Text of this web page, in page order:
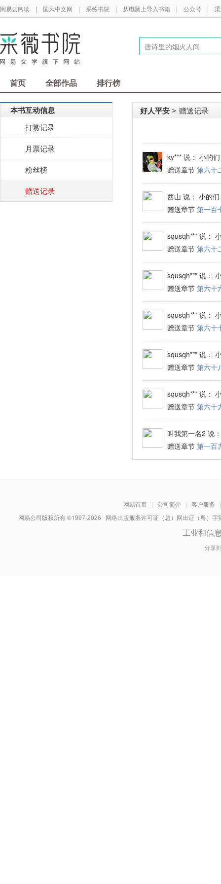
网易云阅读 | 国风中文网 | 采薇书院 | 从电脑上导入书籍 | 公众号 |
首页 全部作品 排行榜
本书互动信息
打赏记录
月票记录
粉丝榜
赠送记录
好人平安 > 赠送记录
ky*** 说： 小的
赠送章节 第六十
西山 说： 小的
赠送章节 第一百
squsqh*** 说：
赠送章节 第六十
squsqh*** 说：
赠送章节 第六十
squsqh*** 说：
赠送章节 第六十
squsqh*** 说：
赠送章节 第六十
squsqh*** 说：
赠送章节 第六十
叫我第一名2 说
赠送章节 第一百
网易首页 | 公司简介 | 客户服务
|
网易公司版权所有 ©1997-2026 网络出版服务许可证（总）网出证（粤）
工业和信
分享